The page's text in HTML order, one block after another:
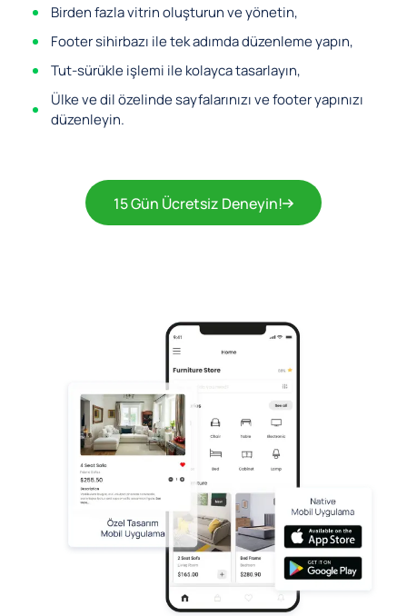
Birden fazla vitrin oluşturun ve yönetin,
Footer sihirbazı ile tek adımda düzenleme yapın,
Tut-sürükle işlemi ile kolayca tasarlayın,
Ülke ve dil özelinde sayfalarınızı ve footer yapınızı
düzenleyin.
15 Gün Ücretsiz Deneyin!